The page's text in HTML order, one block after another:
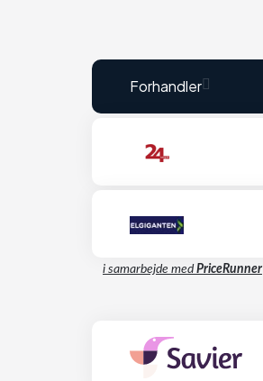
Forhandler
i samarbejde med PriceRunner